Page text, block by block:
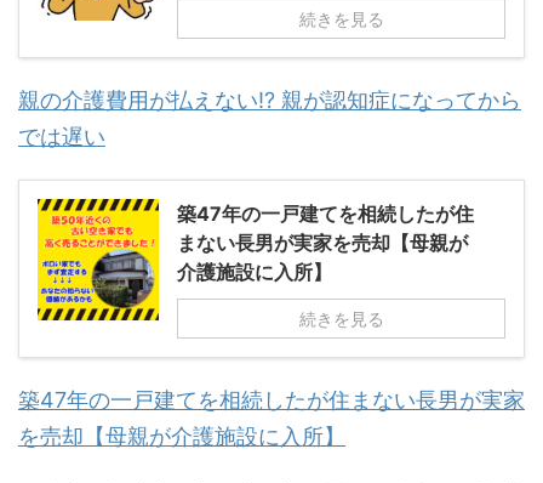
続きを見る
親の介護費用が払えない!? 親が認知症になってから
では遅い
築47年の一戸建てを相続したが住
まない長男が実家を売却【母親が
介護施設に入所】
続きを見る
築47年の一戸建てを相続したが住まない長男が実家
を売却【母親が介護施設に入所】